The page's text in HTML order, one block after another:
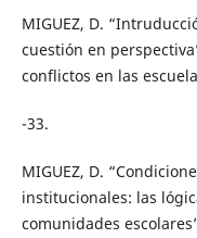
MIGUEZ, D.
cuestión en
conflictos en las
-33.
MIGUEZ, D.
institucionales: las
comunidades